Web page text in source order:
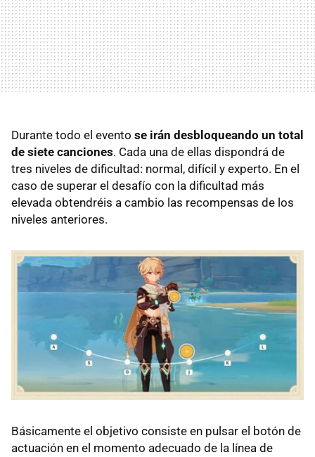
Durante todo el evento se irán desbloqueando un total
de siete canciones. Cada una de ellas dispondrá de
tres niveles de dificultad: normal, difícil y experto. En el
caso de superar el desafío con la dificultad más
elevada obtendréis a cambio las recompensas de los
niveles anteriores.
Básicamente el objetivo consiste en pulsar el botón de
actuación en el momento adecuado de la línea de